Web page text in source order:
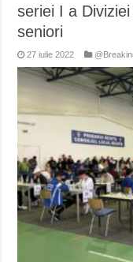
seriei I a
seniori
27 iulie 2022